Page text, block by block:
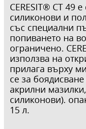
CERESIT® CT 49
силиконови и
със специални
попиването на
ограничено.
използва на
прилага върху
се за
акрилни
силиконови).
15 л.